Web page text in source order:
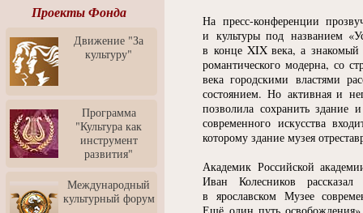
современного искусства от
Медиа-школа "ФОКУС"
Моноспектакль
"Вертинский. Исповедь
Барона"
"Притяжение" в центре
ЛЕКСУС - ЯРОСЛАВЛЬ
Презентация выставки
Зураба Церетели
Пресс-конференция к
открытию выставки Зураба
Церетели
Проекты Фонда
Движение "За
культуру"
Программа
"Культура как
инструмент
развития"
Международный
культурный форум
На пресс-конференции
и культуры под названием «
в конце XIX века, а знакомый
романтического модерна, со
века городскими властями
состоянием. Но активная и
позволила сохранить здание
современного искусства
которому здание музея
Академик Российской
Иван Колесников
в ярославском Музее